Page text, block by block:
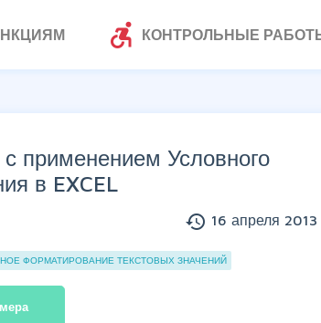
accessible_forward КОНТРОЛЬНЫЕ
применением Условного
в EXCEL
history 16 апреля 2013
ФОРМАТИРОВАНИЕ ТЕКСТОВЫХ ЗНАЧЕНИЙ